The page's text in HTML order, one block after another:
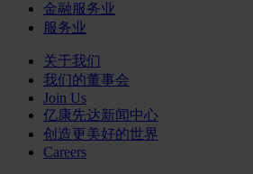
金融服务业
服务业
关于我们
我们的董事会
Join Us
亿康先达新闻中心
创造更美好的世界
Careers